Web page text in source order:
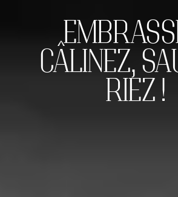
CÂLINEZ,RIEZ !